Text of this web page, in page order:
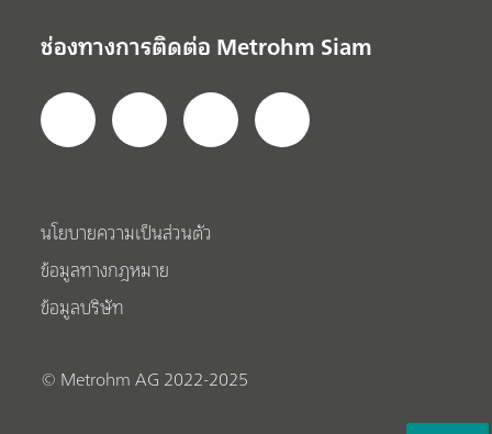
ช่องทางการติดต่อ Metrohm Siam
นโยบายความเป็นส่วนตัว
ข้อมูลทางกฎหมาย
ข้อมูลบริษัท
© Metrohm AG 2022-2025